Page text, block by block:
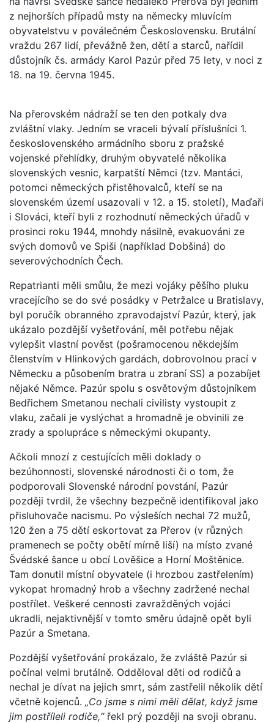
z nejhorších případů msty na německy mluvícím
obyvatelstvu v poválečném Československu. Brutální
vraždu 267 lidí, převážně žen, dětí a starců, nařídil
důstojník čs. armády Karol Pazúr před 75 lety, v noci z
18. na 19. června 1945.
Na přerovském nádraží se ten den potkaly dva
zvláštní vlaky. Jedním se vraceli bývalí příslušníci 1.
československého armádního sboru z pražské
vojenské přehlídky, druhým obyvatelé několika
slovenských vesnic, karpatští Němci (tzv. Mantáci,
potomci německých přistěhovalců, kteří se na
slovenském území usazovali v 12. a 15. století), Maďaři
i Slováci, kteří byli z rozhodnutí německých úřadů v
prosinci roku 1944, mnohdy násilně, evakuováni ze
svých domovů ve Spiši (například Dobšiná) do
severovýchodních Čech.
Repatrianti měli smůlu, že mezi vojáky pěšího pluku
vracejícího se do své posádky v Petržalce u Bratislavy,
byl poručík obranného zpravodajství Pazúr, který, jak
ukázalo pozdější vyšetřování, měl potřebu nějak
vylepšit vlastní pověst (pošramocenou někdejším
členstvím v Hlinkových gardách, dobrovolnou prací v
Německu a působením bratra u zbraní SS) a pozabíjet
nějaké Němce. Pazúr spolu s osvětovým důstojníkem
Bedřichem Smetanou nechali civilisty vystoupit z
vlaku, začali je vyslýchat a hromadně je obvinili ze
zrady a spolupráce s německými okupanty.
Ačkoli mnozí z cestujících měli doklady o
bezúhonnosti, slovenské národnosti či o tom, že
podporovali Slovenské národní povstání, Pazúr
později tvrdil, že všechny bezpečně identifikoval jako
přisluhovače nacismu. Po výsleších nechal 72 mužů,
120 žen a 75 dětí eskortovat za Přerov (v různých
pramenech se počty obětí mírně liší) na místo zvané
Švédské šance u obcí Lověšice a Horní Moštěnice.
Tam donutil místní obyvatele (i hrozbou zastřelením)
vykopat hromadný hrob a všechny zadržené nechal
postřílet. Veškeré cennosti zavražděných vojáci
ukradli, nejaktivnější v tomto směru údajně opět byli
Pazúr a Smetana.
Pozdější vyšetřování prokázalo, že zvláště Pazúr si
počínal velmi brutálně. Odděloval děti od rodičů a
nechal je dívat na jejich smrt, sám zastřelil několik dětí
včetně kojenců. „Co jsme s nimi měli dělat, když jsme
jim postříleli rodiče,“řekl prý později na svoji obranu.